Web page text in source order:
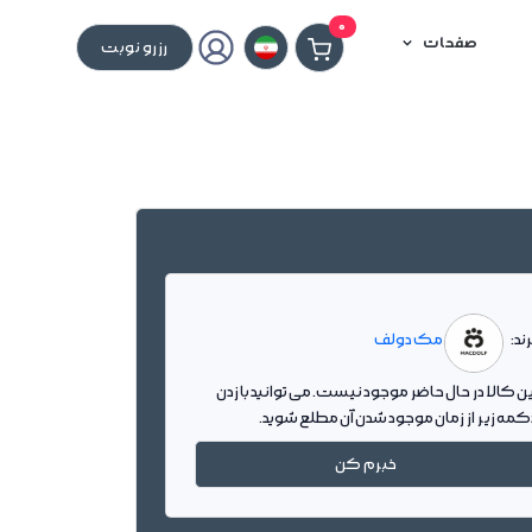
0
رزرو نوبت صفحات
مک دولف
کالا در حال حاضر موجود نیست. می توانید با زدن
زیر از زمان موجود شدن آن مطلع شوید.
خبرم کن